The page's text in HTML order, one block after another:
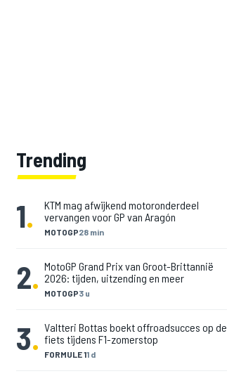
Trending
1. MOTOGP28 min
KTM mag afwijkend motoronderdeel
vervangen voor GP van Aragón
2. MOTOGP3 u
MotoGP Grand Prix van Groot-Brittannië
2026: tijden, uitzending en meer
3. FORMULE 11 d
Valtteri Bottas boekt offroadsucces op de
fiets tijdens F1-zomerstop